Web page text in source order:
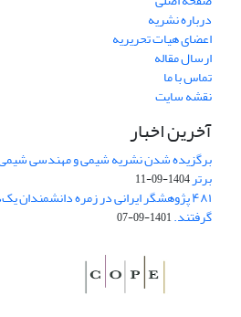
درباره نشریه
اعضای هیات تحریریه
ارسال مقاله
تماس با ما
نقشه سایت
آخرین اخبار
برگزیده شدن نشریه شیمی و مهندسی شیمی
برتر1404-09-11
۴۸۱ پژوهشگر ایرانی در زمره دانشمندان
گرفتند.1401-09-07